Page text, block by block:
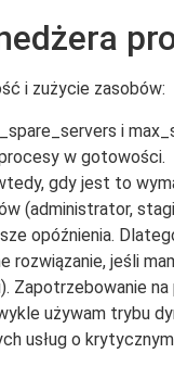
i zużycie zasobów:
i
w gotowości.
gdy jest to
(administrator,
opóźnienia.
rozwiązanie, jeśli
Zapotrzebowanie
używam trybu
usług o